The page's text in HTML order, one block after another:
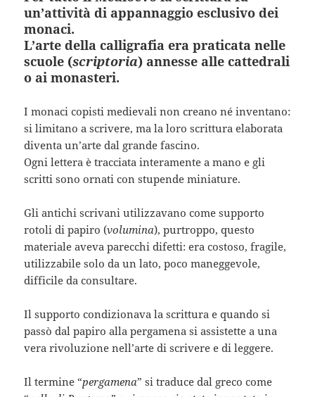
un’attività di appannaggio esclusivo dei
monaci.
L’arte della calligrafia era praticata nelle
scuole (scriptoria) annesse alle cattedrali
o ai monasteri.
I monaci copisti medievali non creano né inventano:
si limitano a scrivere, ma la loro scrittura elaborata
diventa un’arte dal grande fascino.
Ogni lettera è tracciata interamente a mano e gli
scritti sono ornati con stupende miniature.
Gli antichi scrivani utilizzavano come supporto
rotoli di papiro (volumina), purtroppo, questo
materiale aveva parecchi difetti: era costoso, fragile,
utilizzabile solo da un lato, poco maneggevole,
difficile da consultare.
Il supporto condizionava la scrittura e quando si
passò dal papiro alla pergamena si assistette a una
vera rivoluzione nell’arte di scrivere e di leggere.
Il termine “pergamena” si traduce dal greco come